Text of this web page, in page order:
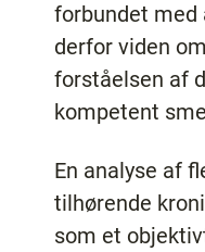
forbundet med
derfor viden
forståelsen af
kompetent
En analyse af
tilhørende
som et